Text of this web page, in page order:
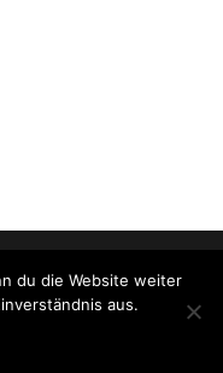
Powered byCustomify
du die Website weiter
aus.